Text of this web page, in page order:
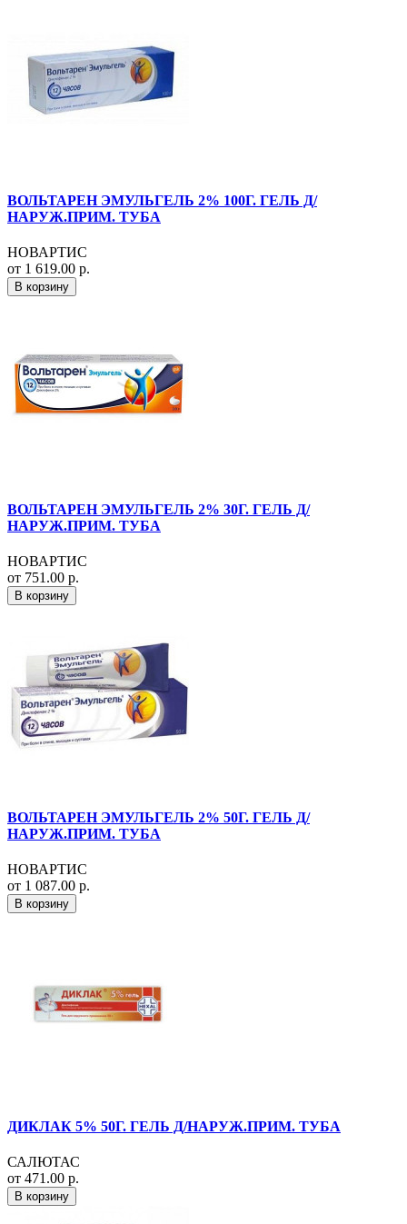
ВОЛЬТАРЕН ЭМУЛЬГЕЛЬ 2% 100Г. ГЕЛЬ Д/
НАРУЖ.ПРИМ. ТУБА
НОВАРТИС
от 1 619.00 р.
В корзину
ВОЛЬТАРЕН ЭМУЛЬГЕЛЬ 2% 30Г. ГЕЛЬ Д/
НАРУЖ.ПРИМ. ТУБА
НОВАРТИС
от 751.00 р.
В корзину
ВОЛЬТАРЕН ЭМУЛЬГЕЛЬ 2% 50Г. ГЕЛЬ Д/
НАРУЖ.ПРИМ. ТУБА
НОВАРТИС
от 1 087.00 р.
В корзину
ДИКЛАК 5% 50Г. ГЕЛЬ Д/НАРУЖ.ПРИМ. ТУБА
САЛЮТАС
от 471.00 р.
В корзину